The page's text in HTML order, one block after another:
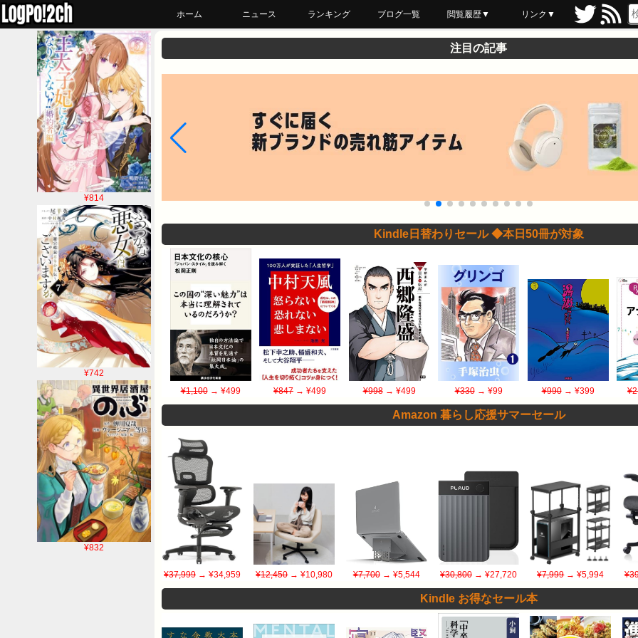
ホーム ニュース ランキング ブログ一覧 閲覧履歴▼
最近読んだ
あとで読む
ブックマーク
リンク▼
¥814
¥742
¥832
注目の記事
Kindle日替わりセール ◆本日50冊が対象
¥1,100→ ¥499 ¥847 → ¥499 ¥998→ ¥499 ¥330→ ¥99 ¥990→ ¥399
Amazon 暮らし応援サマーセール
¥37,999 → ¥34,959 ¥12,450→ ¥10,980 ¥7,700→ ¥5,544 ¥30,800→ ¥27,720 ¥7,999→ ¥5,994
Kindle お得なセール本